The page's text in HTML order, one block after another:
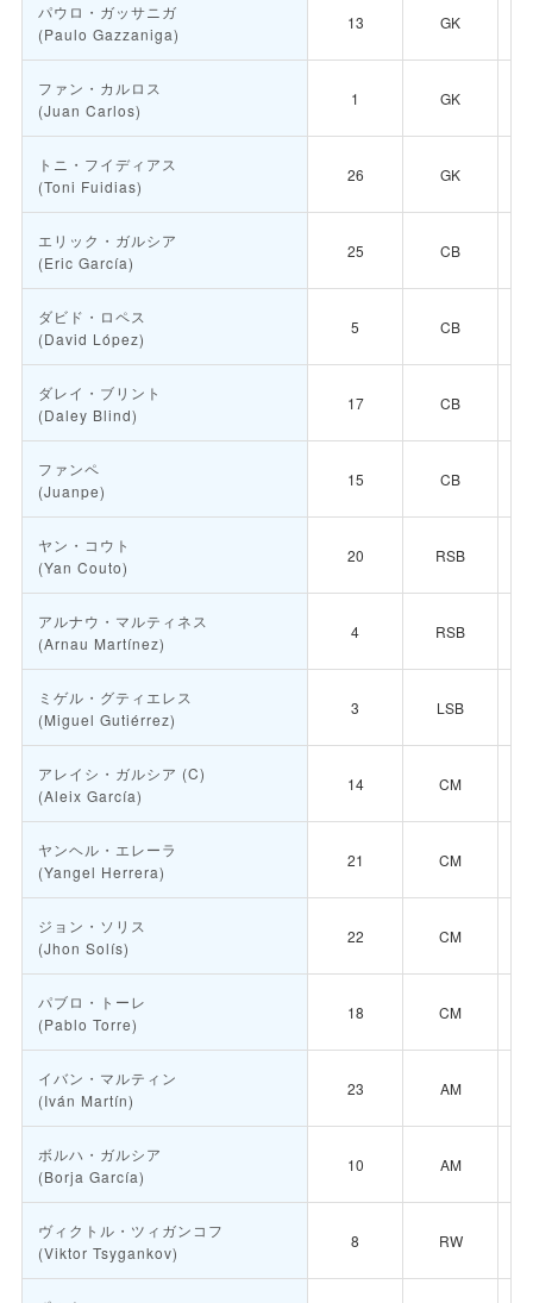
パウロ・ガッサニガ
(Paulo Gazzaniga)
13 GK
ファン・カルロス
(Juan Carlos)
1 GK
トニ・フイディアス
(Toni Fuidias)
26 GK
エリック・ガルシア
(Eric García)
25 CB
ダビド・ロペス
(David López)
5 CB
ダレイ・ブリント
(Daley Blind)
17 CB
ファンペ
(Juanpe)
15 CB
ヤン・コウト
(Yan Couto)
20 RSB
アルナウ・マルティネス
(Arnau Martínez)
4 RSB
ミゲル・グティエレス
(Miguel Gutiérrez)
3 LSB
アレイシ・ガルシア (C)
(Aleix García)
14 CM
ヤンヘル・エレーラ
(Yangel Herrera)
21 CM
ジョン・ソリス
(Jhon Solís)
22 CM
パブロ・トーレ
(Pablo Torre)
18 CM
イバン・マルティン
(Iván Martín)
23 AM
ボルハ・ガルシア
(Borja García)
10 AM
ヴィクトル・ツィガンコフ
(Viktor Tsygankov)
8 RW